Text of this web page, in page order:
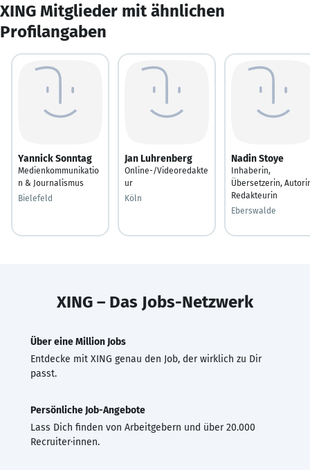
XING Mitglieder mit ähnlichen
Profilangaben
Yannick Sonntag
Medienkommunikatio
n & Journalismus
Bielefeld
Jan Luhrenberg
Online-/Videoredakte
ur
Köln
Nadin Stoye
Inhaberin,
Übersetzerin,
Redakteurin
Eberswalde
XING – Das Jobs-Netzwerk
Über eine Million Jobs
Entdecke mit XING genau den Job, der wirklich zu Dir
passt.
Persönliche Job-Angebote
Lass Dich finden von Arbeitgebern und über 20.000
Recruiter·innen.